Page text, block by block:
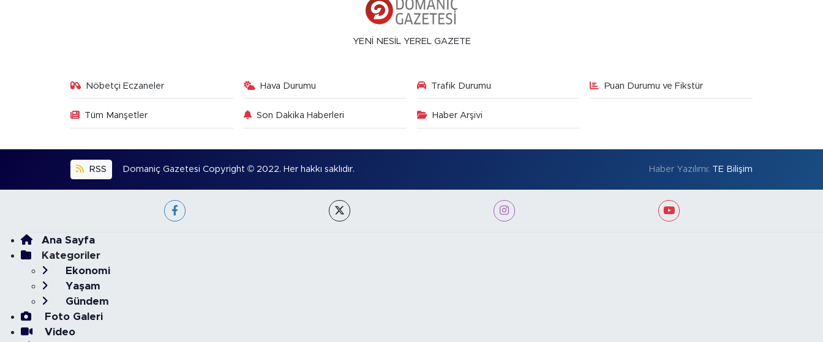
YENİ NESİL YEREL GAZETE
Nöbetçi Eczaneler Hava Durumu Trafik Durumu Puan Durumu ve Fikstür
Tüm Manşetler Son Dakika Haberleri Haber Arşivi
RSS Domaniç Gazetesi Copyright © 2022. Her hakkı saklıdır. Haber Yazılımı: TE Bilişim
Ana Sayfa
Kategoriler
Ekonomi
Yaşam
Gündem
Foto Galeri
Video